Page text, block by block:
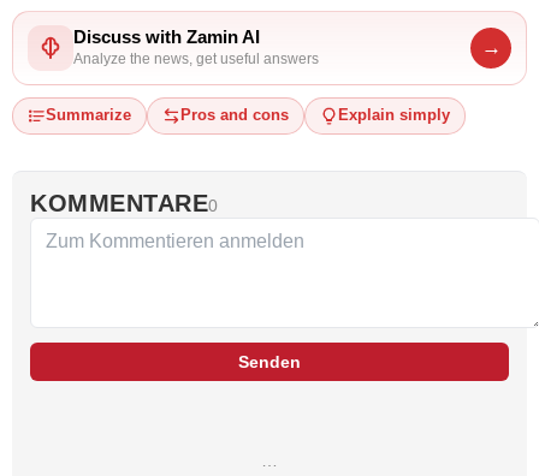
Discuss with Zamin AI
Analyze the news, get useful answers
→
Summarize Pros and cons Explain simply
KOMMENTARE0
Senden